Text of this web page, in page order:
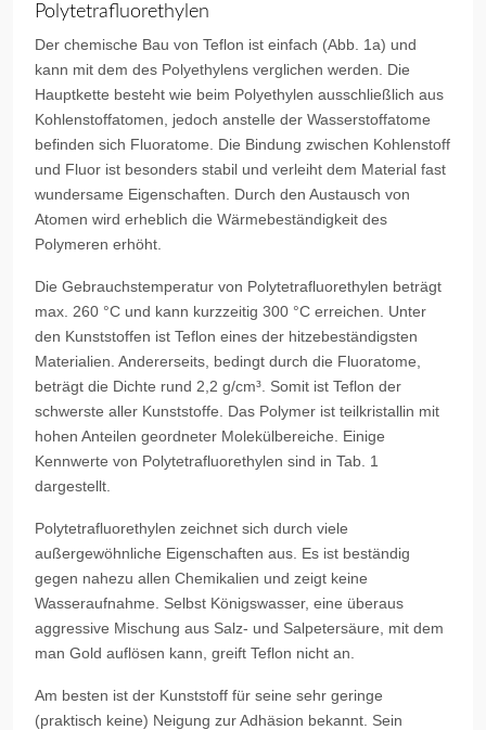
Polytetrafluorethylen
Der chemische Bau von Teflon ist einfach (Abb. 1a) und
kann mit dem des Polyethylens verglichen werden. Die
Hauptkette besteht wie beim Polyethylen ausschließlich aus
Kohlenstoffatomen, jedoch anstelle der Wasserstoffatome
befinden sich Fluoratome. Die Bindung zwischen Kohlenstoff
und Fluor ist besonders stabil und verleiht dem Material fast
wundersame Eigenschaften. Durch den Austausch von
Atomen wird erheblich die Wärmebeständigkeit des
Polymeren erhöht.
Die Gebrauchstemperatur von Polytetrafluorethylen beträgt
max. 260 °C und kann kurzzeitig 300 °C erreichen. Unter
den Kunststoffen ist Teflon eines der hitzebeständigsten
Materialien. Andererseits, bedingt durch die Fluoratome,
beträgt die Dichte rund 2,2 g/cm³. Somit ist Teflon der
schwerste aller Kunststoffe. Das Polymer ist teilkristallin mit
hohen Anteilen geordneter Molekülbereiche. Einige
Kennwerte von Polytetrafluorethylen sind in Tab. 1
dargestellt.
Polytetrafluorethylen zeichnet sich durch viele
außergewöhnliche Eigenschaften aus. Es ist beständig
gegen nahezu allen Chemikalien und zeigt keine
Wasseraufnahme. Selbst Königswasser, eine überaus
aggressive Mischung aus Salz- und Salpetersäure, mit dem
man Gold auflösen kann, greift Teflon nicht an.
Am besten ist der Kunststoff für seine sehr geringe
(praktisch keine) Neigung zur Adhäsion bekannt. Sein